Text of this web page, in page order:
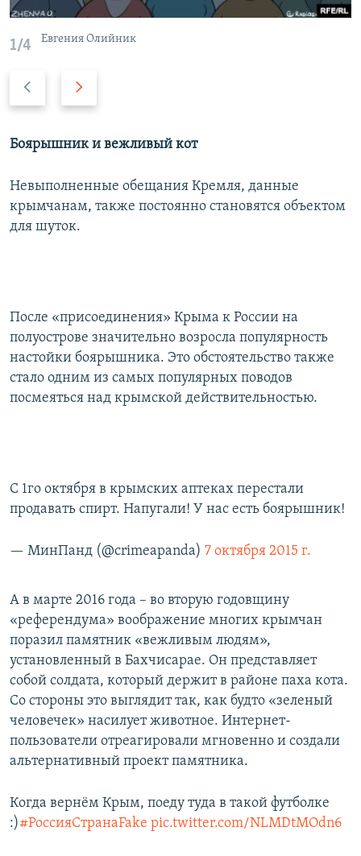
1/4 Евгения Олийник
д
д
у
щ
а
й
д
д
ю
щ
и
й
д
Боярышник и вежливый кот
Невыполненные обещания Кремля, данные
крымчанам, также постоянно становятся объектом
для шуток.
После «присоединения» Крыма к России на
полуострове значительно возросла популярность
настойки боярышника. Это обстоятельство также
стало одним из самых популярных поводов
посмеяться над крымской действительностью.
С 1го октября в крымских аптеках перестали
продавать спирт. Напугали! У нас есть боярышник!
— МинПанд (@crimeapanda) 7 октября 2015 г.
А в марте 2016 года – во вторую годовщину
«референдума» воображение многих крымчан
поразил памятник «вежливым людям»,
установленный в Бахчисарае. Он представляет
собой солдата, который держит в районе паха кота.
Со стороны это выглядит так, как будто «зеленый
человечек» насилует животное. Интернет-
пользователи отреагировали мгновенно и создали
альтернативный проект памятника.
Когда вернём Крым, пoеду туда в такой футболке
:)#РоссияСтранаFake pic.twitter.com/NLMDtMOdn6